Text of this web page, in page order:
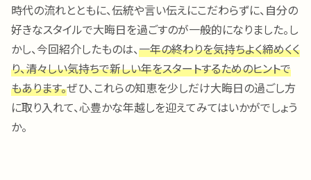
時代の流れとともに、伝統や言い伝えにこだわらずに、自分の
好きなスタイルで大晦日を過ごすのが一般的になりました。し
かし、今回紹介したものは、一年の終わりを気持ちよく締めくく
り、清々しい気持ちで新しい年をスタートするためのヒントで
もあります。ぜひ、これらの知恵を少しだけ大晦日の過ごし方
に取り入れて、心豊かな年越しを迎えてみてはいかがでしょう
か。